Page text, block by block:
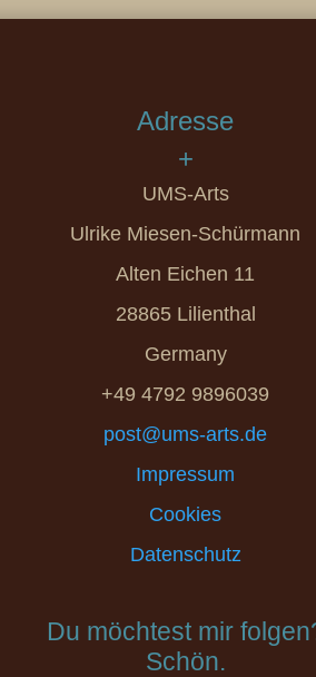
Adresse
+
UMS-Arts
Ulrike Miesen-Schürmann
Alten Eichen 11
28865 Lilienthal
Germany
+49 4792 9896039
post@ums-arts.de
Impressum
Cookies
Datenschutz
Du möchtest mir
Schön.